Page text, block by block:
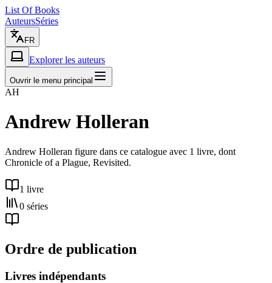
List Of Books
AuteursSéries
FR
Explorer les auteurs
Ouvrir le menu principal
AH
Andrew Holleran
Andrew Holleran figure dans ce catalogue avec 1 livre, dont
Chronicle of a Plague, Revisited.
1 livre
0 séries
Ordre de publication
Livres indépendants